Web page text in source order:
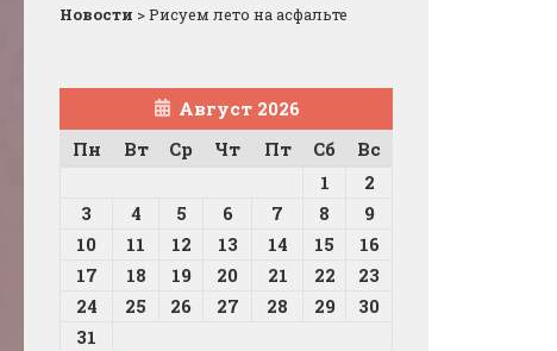
Новости >Рисуем лето на асфальте
Август 2026
Пн
Вт Ср Чт Пт Сб
Вс
1
2
3
4 5 6 7 8
9
10
11 12 13 14 15
16
17
18 19 20 21 22
23
24
25 26 27 28 29
30
31